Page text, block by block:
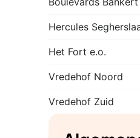
Hercules
Het Fort e.o.
Vredehof Noord
Vredehof Zuid